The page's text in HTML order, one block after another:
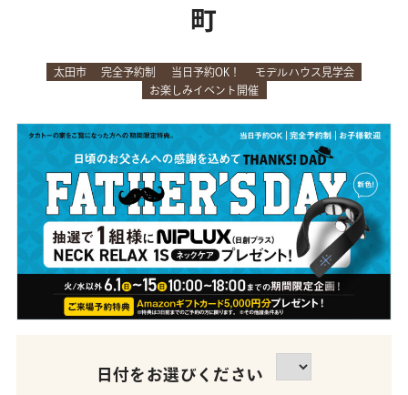
町
太田市 完全予約制 当日予約OK！
モデルハウス見学会
お楽しみイベント開催
日付をお選びください